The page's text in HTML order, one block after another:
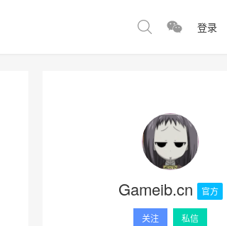
登录
Gameib.cn 官方
关注 私信